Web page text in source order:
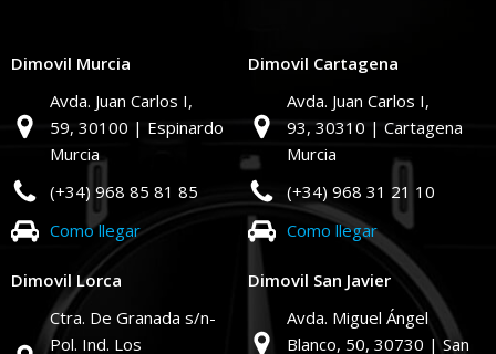
Dimovil Murcia
Avda. Juan Carlos I,
59, 30100 | Espinardo
Murcia
(+34) 968 85 81 85
Como llegar
Dimovil Cartagena
Avda. Juan Carlos I,
93, 30310 | Cartagena
Murcia
(+34) 968 31 21 10
Como llegar
Dimovil Lorca
Ctra. De Granada s/n-
Pol. Ind. Los
Dimovil San Javier
Avda. Miguel Ángel
Blanco, 50, 30730 | San